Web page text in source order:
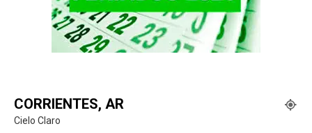
CORRIENTES, AR
Cielo Claro